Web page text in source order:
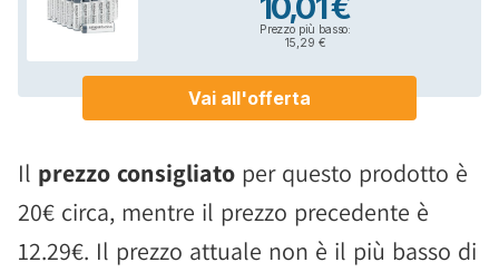
Il prezzo consigliato per questo prodotto è
20€ circa, mentre il prezzo precedente è
12.29€. Il prezzo attuale non è il più basso di